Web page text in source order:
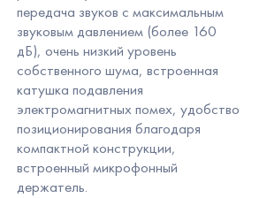
передача звуков с максимальным
звуковым давлением (более 160
дБ), очень низкий уровень
собственного шума, встроенная
катушка подавления
электромагнитных помех, удобство
позиционирования благодаря
компактной конструкции,
встроенный микрофонный
держатель.